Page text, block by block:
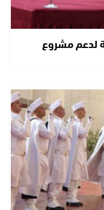
لدعم مشروع